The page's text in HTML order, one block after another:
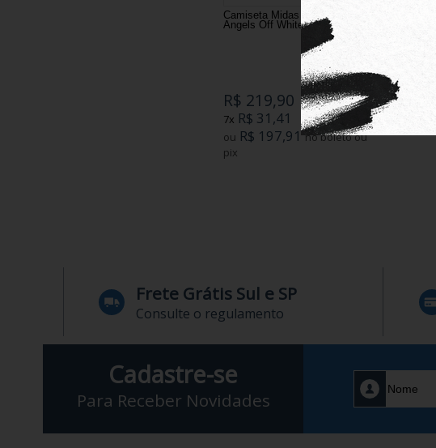
Camiseta Midas Manga Curta Regular
Angels Off White
R$ 219,90
7x R$ 31,41
ou R$ 197,91 no boleto ou
pix
Frete Grátis Sul e SP
Consulte o regulamento
Cadastre-se
Para Receber Novidades